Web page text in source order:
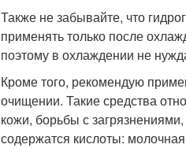
Также не забывайте, что
применять только после
поэтому в охлаждении не
Кроме того, рекомендую
очищении. Такие средства
кожи, борьбы с
содержатся кислоты: